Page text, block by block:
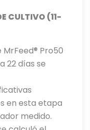
CULTIVO (11-
Pro50
22 días se
en esta etapa
medido.